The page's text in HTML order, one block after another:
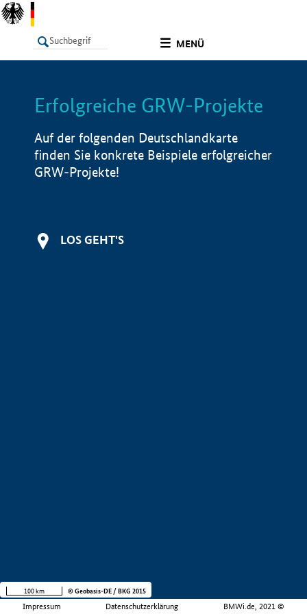
MENÜ
LISTE Info
Erfolgreiche GRW-Projekte
Auf der folgenden Deutschlandkarte
finden Sie konkrete Beispiele erfolgreicher
GRW-Projekte!
LOS GEHT'S
Impressum Datenschutzerklärung BMWi.de, 2021 ©
100 km © Geobasis-DE / BKG 2015